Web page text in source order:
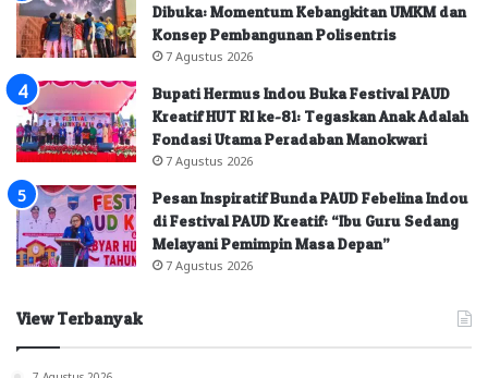
Dibuka: Momentum Kebangkitan UMKM dan
Konsep Pembangunan Polisentris
7 Agustus 2026
Bupati Hermus Indou Buka Festival PAUD
Kreatif HUT RI ke-81: Tegaskan Anak Adalah
Fondasi Utama Peradaban Manokwari
7 Agustus 2026
Pesan Inspiratif Bunda PAUD Febelina Indou
di Festival PAUD Kreatif: “Ibu Guru Sedang
Melayani Pemimpin Masa Depan”
7 Agustus 2026
View Terbanyak